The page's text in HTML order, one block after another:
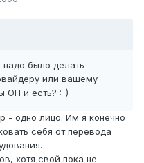
надо было делать -
или вашему
ОН и есть? :-)
- одно лицо. Им я конечно
себя от перевода
хотя свой пока не